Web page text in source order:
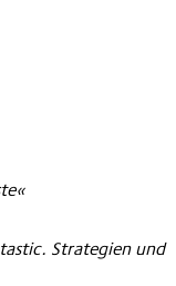
Strategien und